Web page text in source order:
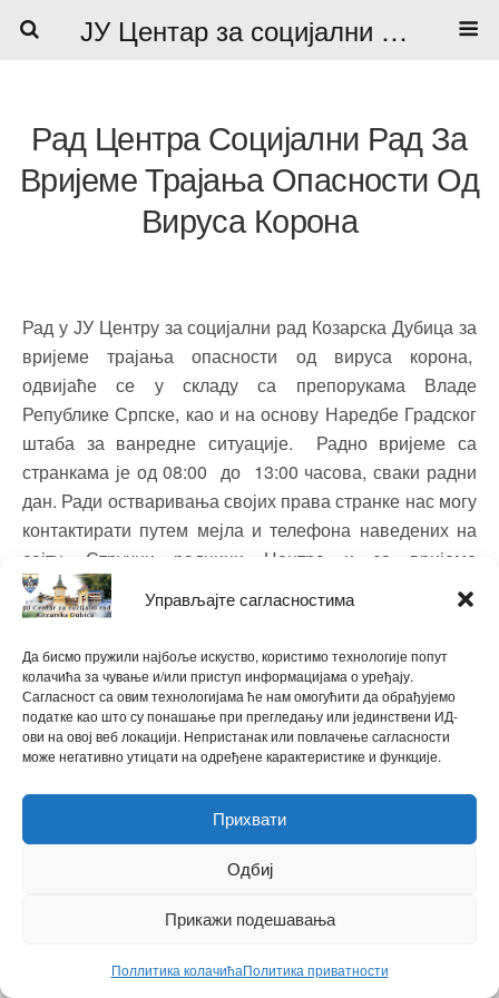
Управљајте сагласностима
Да бисмо пружили најбоље искуство, користимо технологије попут
колачића за чување и/или приступ информацијама о уређају.
Сагласност са овим технологијама ће нам омогућити да обрађујемо
податке као што су понашање при прегледању или јединствени ИД-
ови на овој веб локацији. Непристанак или повлачење сагласности
може негативно утицати на одређене карактеристике и функције.
Прихвати
Одбиј
Прикажи подешавања
Поллитика колачићаПолитика приватности
ЈУ Центар за социјални рад
Рад Центра Социјални Рад За
Вријеме Трајања Опасности Од
Вируса Корона
Рад у ЈУ Центру за социјални рад Козарска Дубица за
вријеме трајања опасности од вируса корона,
одвијаће се у складу са препорукама Владе
Републике Српске, као и на основу Наредбе Градског
штаба за ванредне ситуације. Радно вријеме са
странкама је од 08:00 до 13:00 часова, сваки радни
дан. Ради остваривања својих права странке нас могу
контактирати путем мејла и телефона наведених на
сајту. Стручни радници Центра и за вријеме
ванредног стања настављају рад на терену са
најугроженијим групама наших суграђана.
Powered by
WPtouch Mobile Suite for WordPress
Back to top